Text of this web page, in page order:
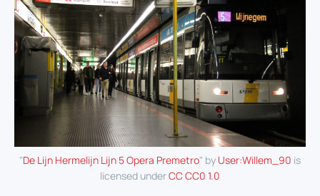
"De Lijn Hermelijn Lijn 5 Opera Premetro" by User:Willem_90 is
licensed underCC CC0 1.0